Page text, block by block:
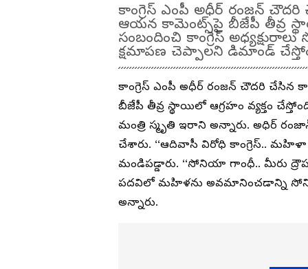
కాంగ్రెస్ ఎంపీ అధీర్ రంజన్
ఆయన కామెంట్స్‌పై బీజేపీ తీవ్ర
సంబందించి కాంగ్రెస్
క్షమాపణ చెప్పాలని డిమాండ్
కాంగ్రెస్ ఎంపీ అధీర్ రంజన్ చౌదరి
బీజేపీ తీవ్ర స్థాయిలో ఆగ్రహం వ్యక్తం
మంత్రి స్మృతి ఇరాని అన్నారు. అధిర్
చేశారు. ‘‘ఆదివాసీ విరోధి కాంగ్రెస్.. మహిళా
మండిపడ్డారు. ‘‘సోనియా గాంధీ.. మీరు
పదవిలో మహిళను అవమానించడాన్ని
అన్నారు.